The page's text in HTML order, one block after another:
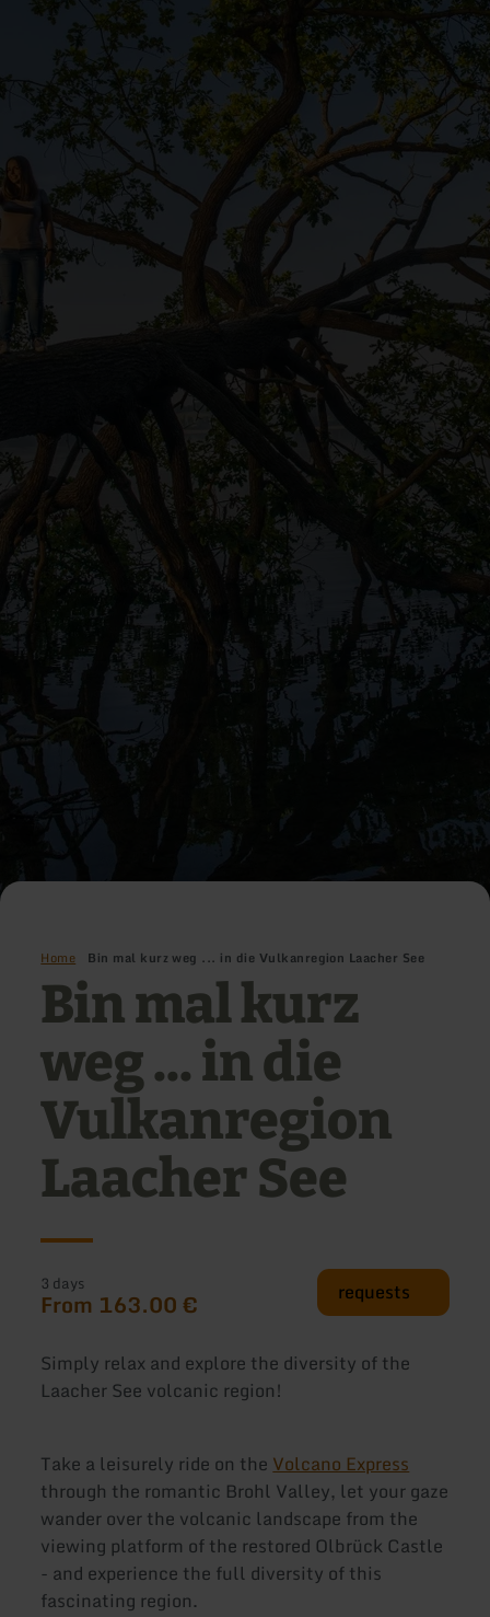
Home Bin mal kurz weg ... in die Vulkanregion Laacher See
Bin mal kurz
weg ... in die
Vulkanregion
Laacher See
3 days
From 163.00 € requests
Simply relax and explore the diversity of the
Laacher See volcanic region!
Take a leisurely ride on the Volcano Express
through the romantic Brohl Valley, let your gaze
wander over the volcanic landscape from the
viewing platform of the restored Olbrück Castle
- and experience the full diversity of this
fascinating region.